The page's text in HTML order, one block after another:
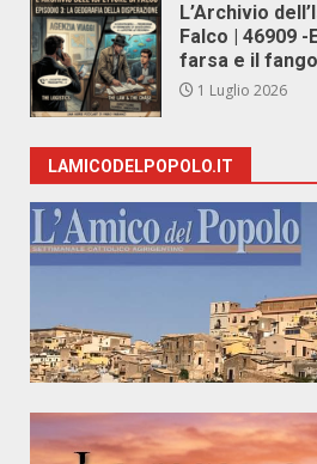
L’Archivio
Falco | 46909 -
farsa e il fango
1 Luglio 2026
LAMICODELPOPOLO.IT